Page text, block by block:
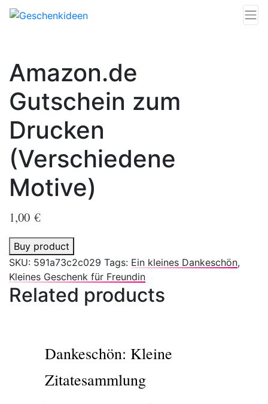
Amazon.de
Gutschein zum
Drucken
(Verschiedene
Motive)
1,00 €
Buy product
SKU: 591a73c2c029 Tags: Ein kleines Dankeschön,
Kleines Geschenk für Freundin
Related products
Dankeschön: Kleine
Zitatesammlung